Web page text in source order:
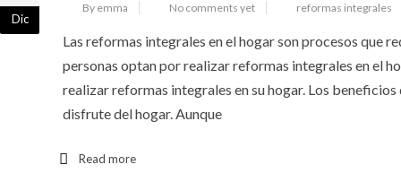
Dic
By emma No comments yet reformas integrales
Las reformas integrales en el hogar son procesos que
personas optan por realizar reformas integrales en el
realizar reformas integrales en su hogar. Los
disfrute del hogar. Aunque
Read more